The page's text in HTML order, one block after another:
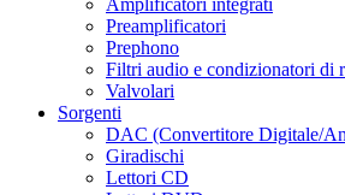
Preamplificatori
Prephono
Filtri audio e condizionatori di
Valvolari
Sorgenti
DAC (Convertitore Digitale/
Giradischi
Lettori CD